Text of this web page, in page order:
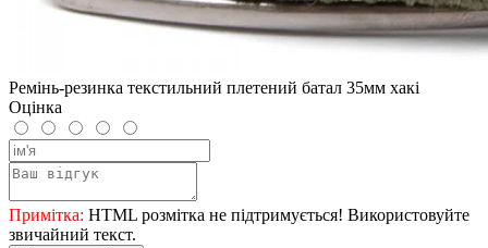
Ремінь-резинка текстильний плетений батал 35мм хакі
Оцінка
Примітка: HTML розмітка не підтримується! Використовуйте
звичайний текст.